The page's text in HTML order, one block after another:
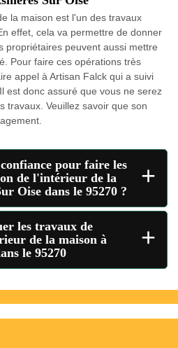
la maison est l'un des travaux
effet, cela va permettre de donner
propriétaires peuvent aussi mettre
Pour faire ces opérations très
appel à Artisan Falck qui a suivi
est donc assuré que vous ne serez
travaux. Veuillez savoir que son
pour faire les
de l'intérieur de la
Oise dans le 95270 ?
+
les travaux de
de la maison à
le 95270
+